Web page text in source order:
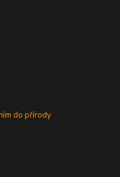
do přírody